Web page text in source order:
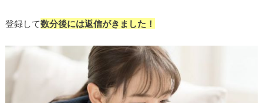
登録して数分後には返信がきました！